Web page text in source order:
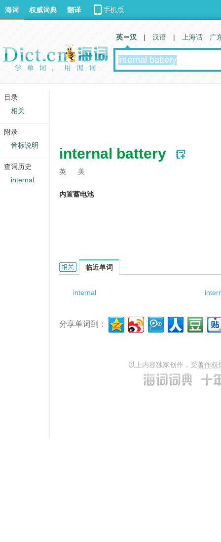
internal battery
英 美
内置蓄电池
internal battery的相关资料：
临近单词
internal
分享单词到：
以上内容独家创作，受著作权
海词 权威词典 翻译
英 汉 | 汉语 | 上海话 广
目录
相关
附录
音标说明
查词历史
internal